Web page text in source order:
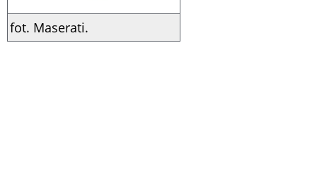
fot. Maserati.